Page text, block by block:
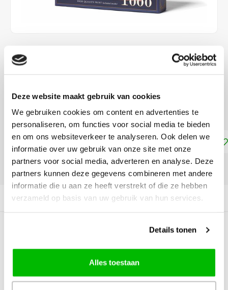
Deze website maakt gebruik van cookies
We gebruiken cookies om content en advertenties te
personaliseren, om functies voor social media te bieden
en om ons websiteverkeer te analyseren. Ook delen we
informatie over uw gebruik van onze site met onze
partners voor social media, adverteren en analyse. Deze
partners kunnen deze gegevens combineren met andere
informatie die u aan ze heeft verstrekt of die ze hebben
verzameld op basis van uw gebruik van hun services.
Details tonen
Alles toestaan
€32,99
ca. 48 x 68 cm
Moeilijkheidsgraad: 4/5Lees meer
Toevoegen aan winkelwagen
Productomschrijving